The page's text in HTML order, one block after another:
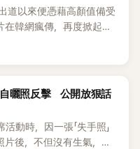
道以來便憑藉高顏值備受
韓網瘋傳，再度掀起熱
真人比照片還漂亮！」
自曬照反擊 公開放狠話
動時，因一張「失手照」
後，不但沒有生氣，反